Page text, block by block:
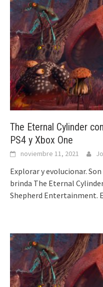
The Eternal Cylinder
PS4 y Xbox One
noviembre 11, 2021
Explorar y evolucionar.
brinda The Eternal
Shepherd Entertainment.